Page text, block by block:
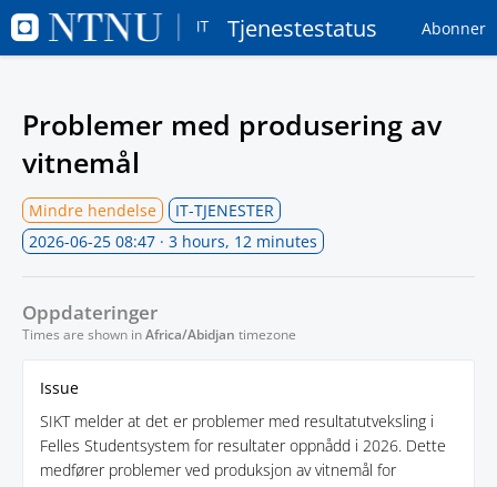
Tjenestestatus Abonner
Problemer med produsering av
vitnemål
Mindre hendelse
IT-TJENESTER
2026-06-25 08:47 · 3 hours, 12 minutes
Oppdateringer
Times are shown inAfrica/Abidjan timezone
Issue
SIKT melder at det er problemer med resultatutveksling i
Felles Studentsystem for resultater oppnådd i 2026. Dette
medfører problemer ved produksjon av vitnemål for